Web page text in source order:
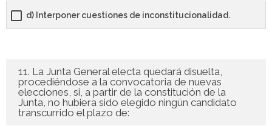
d) Interponer cuestiones de inconstitucionalidad.
11. La Junta General electa quedará disuelta,
procediéndose a la convocatoria de nuevas
elecciones, si, a partir de la constitución de la
Junta, no hubiera sido elegido ningún candidato
transcurrido el plazo de: